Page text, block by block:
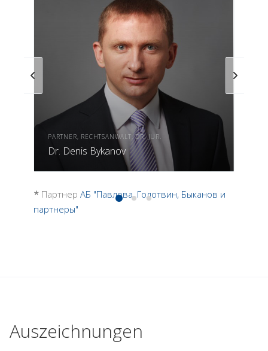
PARTNER, RECHTSANWALT, DR. JUR.
Dr. Denis Bykanov
* Партнер АБ "Павлова, Голотвин, Быканов и
партнеры"
Auszeichnungen